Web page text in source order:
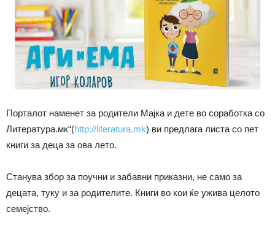
Порталот наменет за родители Мајка и дете во соработка со
Литература.мк“(http://literatura.mk) ви предлага листа со пет
книги за деца за ова лето.
Станува збор за поучни и забавни приказни, не само за
децата, туку и за родителите. Книги во кои ќе ужива целото
семејство.